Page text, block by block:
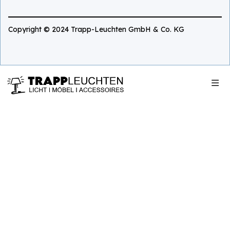
Copyright © 2024 Trapp-Leuchten GmbH & Co. KG